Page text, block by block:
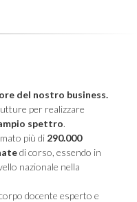
del nostro business.
per realizzare
spettro.
più di 290.000
di corso, essendo in
nazionale nella
docente esperto e